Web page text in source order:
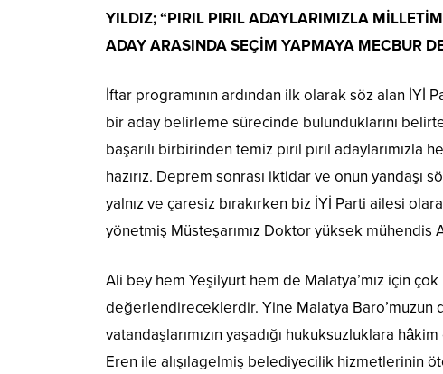
YILDIZ; “PIRIL PIRIL ADAYLARIMIZLA
ADAY ARASINDA SEÇİM YAPMAYA MECBUR
İftar programının ardından ilk olarak söz alan İYİ
bir aday belirleme sürecinde bulunduklarını
başarılı birbirinden temiz pırıl pırıl
hazırız. Deprem sonrası iktidar ve onun yandaşı
yalnız ve çaresiz bırakırken biz İYİ Parti ailesi
yönetmiş Müsteşarımız Doktor yüksek mühendis
Ali bey hem Yeşilyurt hem de Malatya’mız için
değerlendireceklerdir. Yine Malatya Baro’muzun
vatandaşlarımızın yaşadığı hukuksuzluklara
Eren ile alışılagelmiş belediyecilik hizmetlerinin